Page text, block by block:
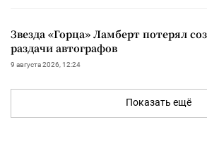
Звезда «Горца» Ламберт потерял
раздачи автографов
9 августа 2026, 12:24
Показать ещё